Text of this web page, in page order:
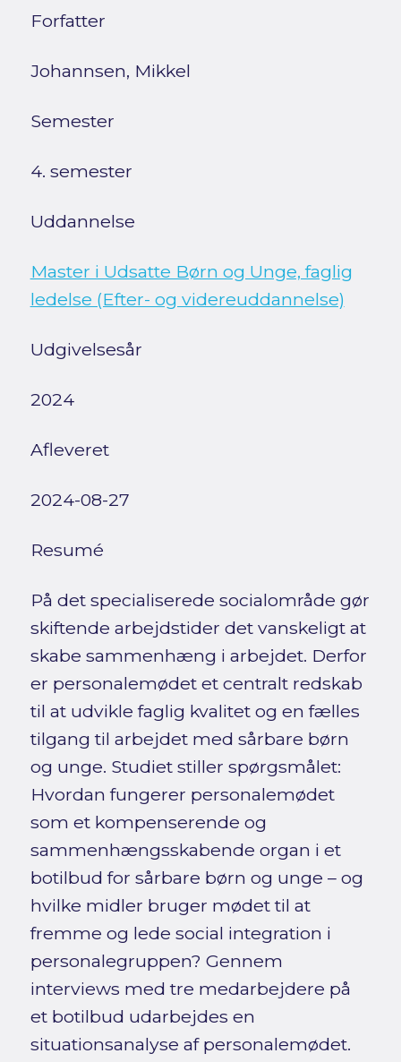
Forfatter
Johannsen, Mikkel
Semester
4. semester
Uddannelse
Master i Udsatte Børn og Unge, faglig
ledelse (Efter- og videreuddannelse)
Udgivelsesår
2024
Afleveret
2024-08-27
Resumé
På det specialiserede socialområde gør
skiftende arbejdstider det vanskeligt at
skabe sammenhæng i arbejdet. Derfor
er personalemødet et centralt redskab
til at udvikle faglig kvalitet og en fælles
tilgang til arbejdet med sårbare børn
og unge. Studiet stiller spørgsmålet:
Hvordan fungerer personalemødet
som et kompenserende og
sammenhængsskabende organ i et
botilbud for sårbare børn og unge – og
hvilke midler bruger mødet til at
fremme og lede social integration i
personalegruppen? Gennem
interviews med tre medarbejdere på
et botilbud udarbejdes en
situationsanalyse af personalemødet.